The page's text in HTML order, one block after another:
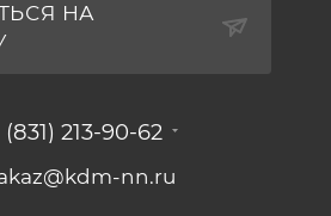
НА
(831) 213-90-62
nn.ru